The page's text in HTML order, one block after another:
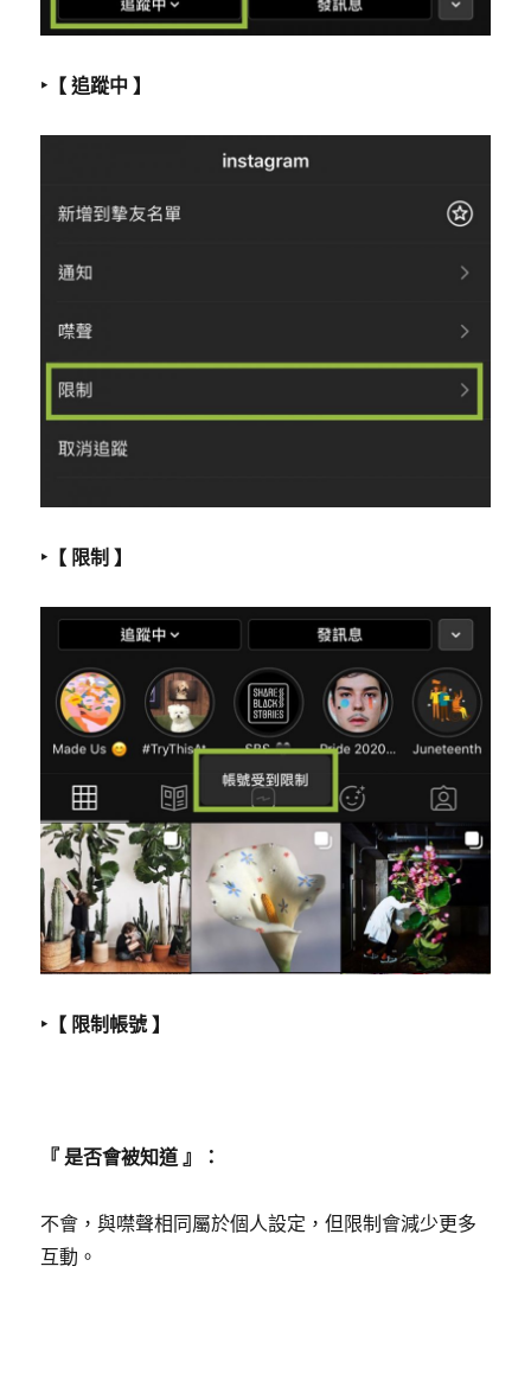
‣【 追蹤中 】
‣【 限制 】
‣【 限制帳號 】
『 是否會被知道 』：
不會，與噤聲相同屬於個人設定，但限制會減少更多
互動。